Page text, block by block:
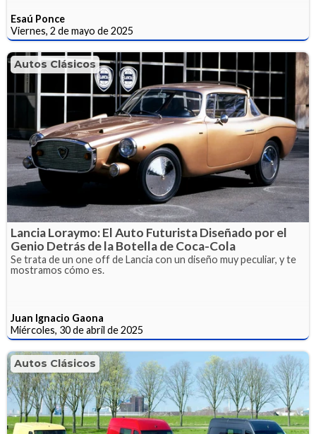
Esaú Ponce
Viernes, 2 de mayo de 2025
Autos Clásicos
Lancia Loraymo: El Auto Futurista Diseñado por el
Genio Detrás de la Botella de Coca-Cola
Se trata de un one off de Lancia con un diseño muy peculiar, y te
mostramos cómo es.
Juan Ignacio Gaona
Miércoles, 30 de abril de 2025
Autos Clásicos